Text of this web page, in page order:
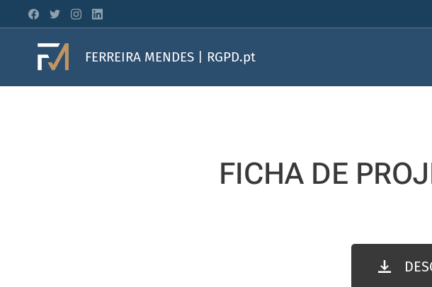
FERREIRA MENDES | RGPD.pt
FICHA DE